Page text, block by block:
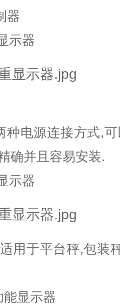
器
示器
种电源连接方式,
确并且容易安装.
示器
用于平台秤,包装
能显示器